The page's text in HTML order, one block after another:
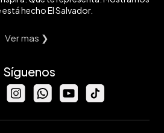
hecho El Salvador.
Ver mas ❯
Síguenos